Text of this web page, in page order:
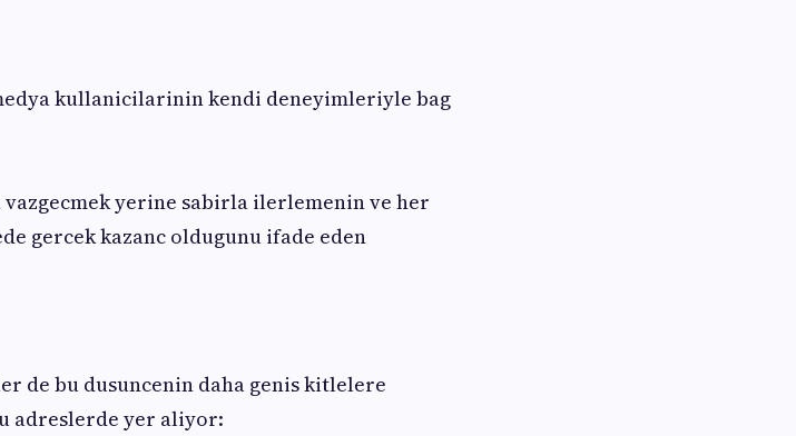
kullanicilarinin kendi deneyimleriyle bag
yerine sabirla ilerlemenin ve her
gercek kazanc oldugunu ifade eden
bu dusuncenin daha genis kitlelere
adreslerde yer aliyor: